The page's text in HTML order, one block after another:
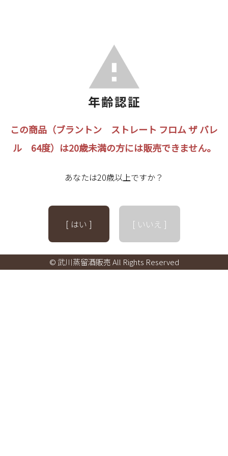
この商品（ブラントン ストレート フロム ザ バレ
ル 64度）は20歳未満の方には販売できません。
あなたは20歳以上ですか？
[ はい ] [ いいえ ]
© 武川蒸留酒販売 All Rights Reserved